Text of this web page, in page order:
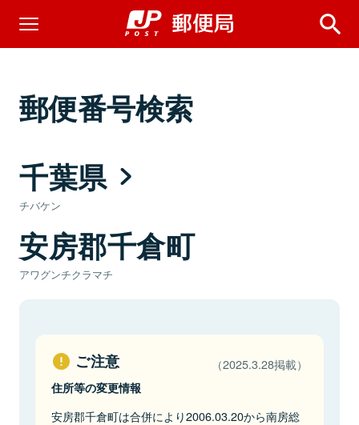
郵便番号検索
千葉県
チバケン
安房郡千倉町
アワグンチクラマチ
ご注意 （2025.3.28掲載）
住所等の変更情報
安房郡千倉町は合併により2006.03.20から南房総